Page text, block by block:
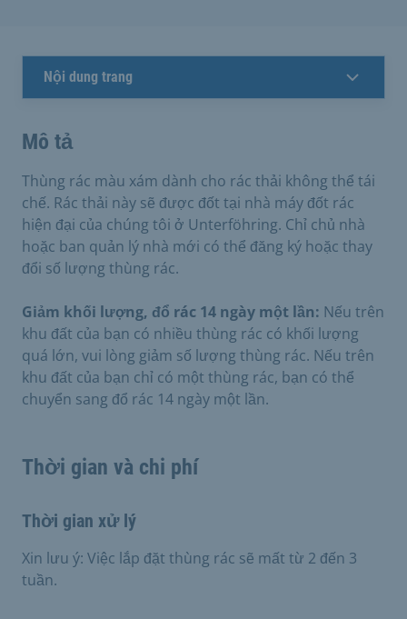
Nội dung trang
Mô tả
Thùng rác màu xám dành cho rác thải không thể tái
chế. Rác thải này sẽ được đốt tại nhà máy đốt rác
hiện đại của chúng tôi ở Unterföhring. Chỉ chủ nhà
hoặc ban quản lý nhà mới có thể đăng ký hoặc thay
đổi số lượng thùng rác.
Giảm khối lượng, đổ rác 14 ngày một lần: Nếu trên
khu đất của bạn có nhiều thùng rác có khối lượng
quá lớn, vui lòng giảm số lượng thùng rác. Nếu trên
khu đất của bạn chỉ có một thùng rác, bạn có thể
chuyển sang đổ rác 14 ngày một lần.
Thời gian và chi phí
Thời gian xử lý
Xin lưu ý: Việc lắp đặt thùng rác sẽ mất từ 2 đến 3
tuần.